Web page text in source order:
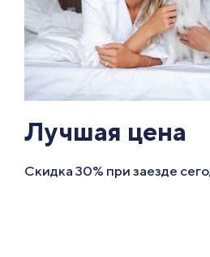
Лучшая цена
Скидка 30% при заезде